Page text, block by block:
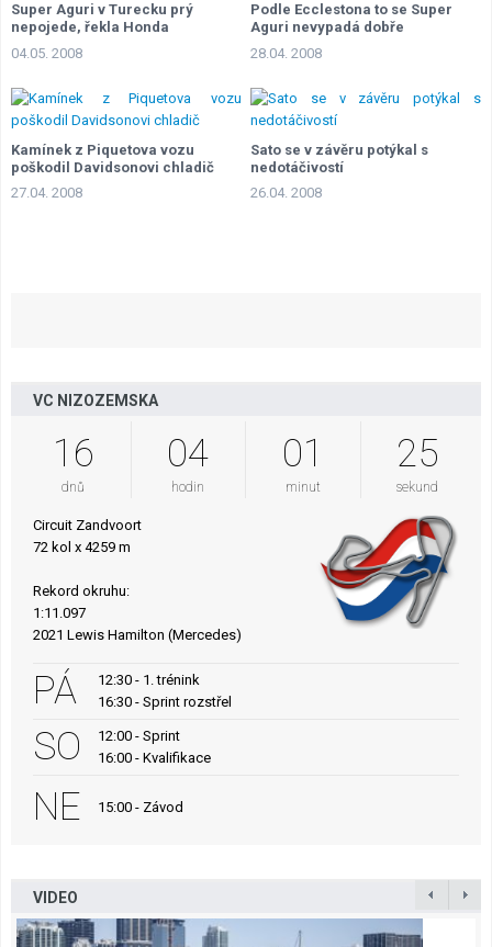
Super Aguri v Turecku prý
nepojede, řekla Honda
04.05. 2008
Podle Ecclestona to se Super
Aguri nevypadá dobře
28.04. 2008
Kamínek z Piquetova vozu
poškodil Davidsonovi chladič
27.04. 2008
Sato se v závěru potýkal s
nedotáčivostí
26.04. 2008
VC NIZOZEMSKA
16
dnů
04
hodin
01
minut
24
sekund
Circuit Zandvoort
72 kol x 4259 m
Rekord okruhu:
1:11.097
2021 Lewis Hamilton (Mercedes)
PÁ
12:30 - 1. trénink
16:30 - Sprint rozstřel
SO
12:00 - Sprint
16:00 - Kvalifikace
NE 15:00 - Závod
VIDEO